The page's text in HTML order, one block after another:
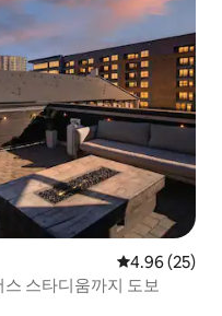
평점 4.96점(5
4.96 (25)
스타디움까지 도보